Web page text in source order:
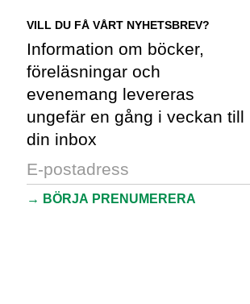
VILL DU FÅ VÅRT NYHETSBREV?
Information om böcker,
föreläsningar och
evenemang levereras
ungefär en gång i veckan till
din inbox